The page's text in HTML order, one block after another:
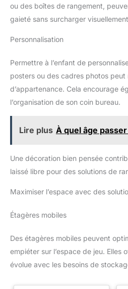
commutation de la lampe led
rechargeable, vous pouvez
choisir la luminosité que vous
souhaitez. La lampe led
mémoire de lumière.La lampe
dernière utilisation.La fonction
lampe rechargeable une lampe
sans fil rechargeable
humanisée!Vous pouvez utiliser
cette lampe sans fil
à la maison et vous tomberez
LUMENS: PROTECTION DES
SCINTILLEMENT】Lampe led
perles LED, 300 Lumens. Les
protéger vos yeux tout en
fille & lampe sans fil
rechargeable protège vos yeux
et ne scintille pas. Cette cadeau
ado fille, lampe rechargeable
Un éclairage doux et charmant
ou des boîtes de rangement,
gaieté sans surcharger
Personnalisation
Permettre à l’enfant de
posters ou des cadres photos
d’appartenance. Cela encourage
l’organisation de son coin bureau.
Lire plus À quel âge
Une décoration bien pensée
laissé libre pour des solutions de
Maximiser l’espace avec des
Étagères mobiles
Des étagères mobiles peuvent
empiéter sur l’espace de jeu. Elles
évolue avec les besoins de